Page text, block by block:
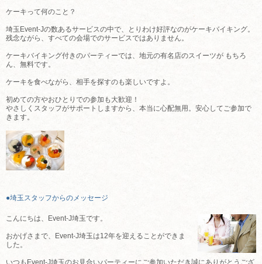
ケーキって何のこと？
埼玉Event-Jの数あるサービスの中で、とりわけ好評なのがケーキバイキング。
残念ながら、すべての会場でのサービスではありません。
ケーキバイキング付きのパーティーでは、地元の有名店のスイーツが もちろ
ん、無料です。
ケーキを食べながら、相手を探すのも楽しいですよ。
初めての方やおひとりでの参加も大歓迎！
やさしくスタッフがサポートしますから、本当に心配無用。安心してご参加で
きます。
●埼玉スタッフからのメッセージ
こんにちは、Event-J埼玉です。
おかげさまで、Event-J埼玉は12年を迎えることができま
した。
いつもEvent-J埼玉のお見合いパーティーにご参加いただき誠にありがとうござ